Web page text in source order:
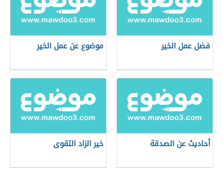
فضل عمل الخير موضوع عن عمل الخير
أحاديث عن الصدقة خير الزاد التقوى